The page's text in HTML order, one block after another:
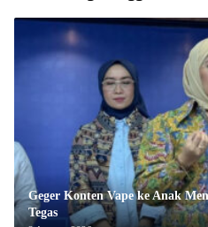
Geger Konten Vape ke Anak
Tegas